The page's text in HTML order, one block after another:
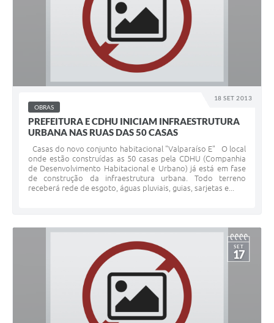
18 SET 2013
OBRAS
PREFEITURA E CDHU INICIAM INFRAESTRUTURA
URBANA NAS RUAS DAS 50 CASAS
Casas do novo conjunto habitacional "Valparaíso E" O local
onde estão construídas as 50 casas pela CDHU (Companhia
de Desenvolvimento Habitacional e Urbano) já está em fase
de construção da infraestrutura urbana. Todo terreno
receberá rede de esgoto, águas pluviais, guias, sarjetas e...
SET
17